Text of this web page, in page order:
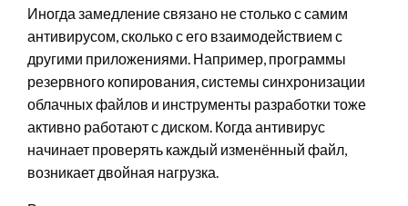
Иногда замедление связано не столько с самим
антивирусом, сколько с его взаимодействием с
другими приложениями. Например, программы
резервного копирования, системы синхронизации
облачных файлов и инструменты разработки тоже
активно работают с диском. Когда антивирус
начинает проверять каждый изменённый файл,
возникает двойная нагрузка.